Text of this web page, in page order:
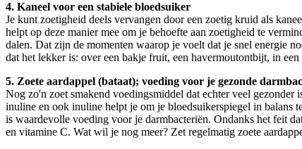
4. Kaneel voor een stabiele bloedsuiker
Je kunt zoetigheid deels vervangen door een zoetig kruid als
helpt op deze manier mee om je behoefte aan zoetigheid te
dalen. Dat zijn de momenten waarop je voelt dat je snel energie
dat het lekker is: over een bakje fruit, een havermoutontbijt, in
5. Zoete aardappel (bataat); voeding voor je gezonde
Nog zo'n zoet smakend voedingsmiddel dat echter veel gezonder
inuline en ook inuline helpt je om je bloedsuikerspiegel in balans
is waardevolle voeding voor je darmbacteriën. Ondanks het feit
en vitamine C. Wat wil je nog meer? Zet regelmatig zoete